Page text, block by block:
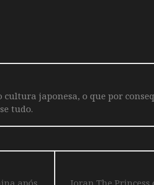
cultura japonesa, o que por
tudo.